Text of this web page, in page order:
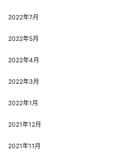
2022年7月
2022年5月
2022年4月
2022年3月
2022年1月
2021年12月
2021年11月